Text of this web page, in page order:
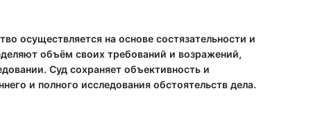
осуществляется на основе состязательности и
объём своих требований и возражений,
Суд сохраняет объективность и
и полного исследования обстоятельств дела.